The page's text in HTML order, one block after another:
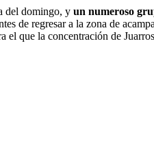
del domingo, y un numeroso
de regresar a la zona de
el que la concentración de